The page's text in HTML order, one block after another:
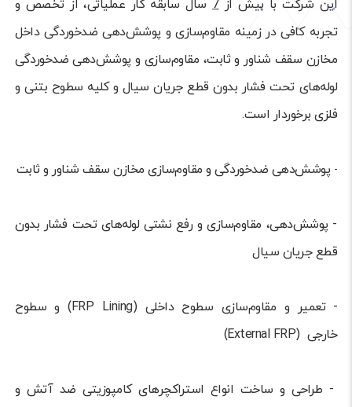
این شرکت با بیش از7سال سابقه کار عملیاتی، از تخصص و
تجربه کافی در زمینه مقاوم‌سازی و پوشش‌دهی ضد‌خوردگی داخل
مخازن سقف شناور و ثابت، مقاوم‌سازی و پوشش‌دهی ضد‌خوردگی
لوله‌های تحت فشار بدون قطع جریان سیال و کلیه سطوح بتنی و
فلزی برخوردار است.
- پوشش‌دهی ضدخوردگی و مقاوم‌سازی مخازن سقف شناور و ثابت
- پوشش‌دهی، مقاوم‌سازی و رفع نشتی لوله‌های تحت فشار بدون
قطع جریان سیال
- تعمیر و مقاوم‌سازی سطوح داخلی
(FRP Lining) و سطوح
خارجی (External FRP)
- طراحی و ساخت انواع استراکچرهای کامپوزیتی ضد آتش و